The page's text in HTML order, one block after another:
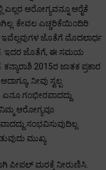
ಆರೋಗ್ಯವನ್ನೂ ಆರೈಕೆ
ಕೇವಲ ಎಚ್ಚರಿಕೆಯಿಂದಿರಿ
ಜೊತೆಗೆ ಮೊದಲಾರ್ಧ
ಇದರ ಜೊತೆಗೆ, ಈ ಸಮಯ
2015ರ ಜಾತಕ ಪ್ರಕಾರ
ನೀವು ಸ್ವಲ್ಪ
ಗಂಭೀರವಾದದ್ದು
ಆರೋಗ್ಯವೂ
ಸಂಭವಿಸುವುದಿಲ್ಲ.
ಮುಖ್ಯ.
ಪೀಪಲ್ ಮರಕ್ಕೆ ನೀರುಣಿಸಿ.